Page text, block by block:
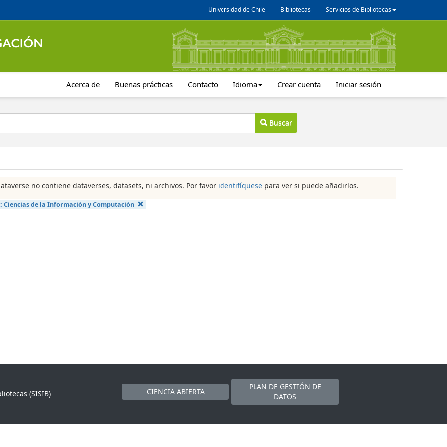
Universidad de Chile Bibliotecas Servicios de Bibliotecas
Acerca de Buenas prácticas Contacto Idioma Crear cuenta Iniciar sesión
Buscar
no contiene dataverses, datasets, ni archivos. Por favor identifíquese para ver si puede añadirlos.
Ciencias de la Información y Computación
(SISIB)
CIENCIA ABIERTA
PLAN DE GESTIÓN DE
DATOS